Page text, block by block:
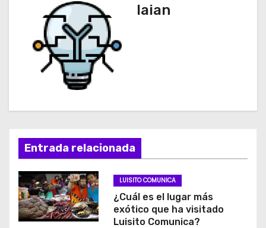
laian
Entrada relacionada
LUISITO COMUNICA
¿Cuál es el lugar más
exótico que ha visitado
Luisito Comunica?